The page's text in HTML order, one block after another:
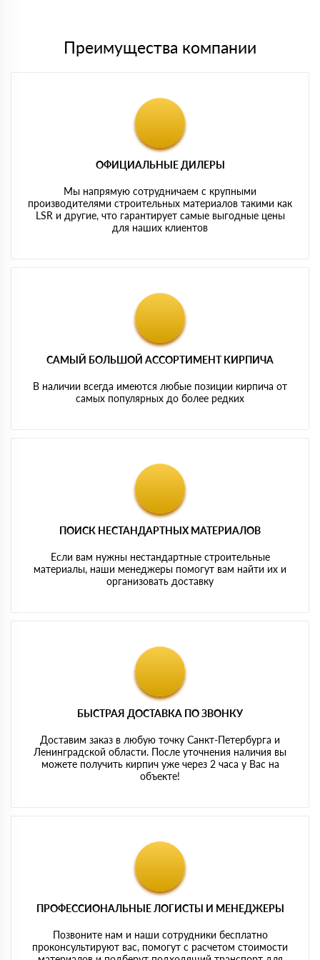
Преимущества компании
ОФИЦИАЛЬНЫЕ ДИЛЕРЫ
Мы напрямую сотрудничаем с крупными
производителями строительных материалов такими как
LSR и другие, что гарантирует самые выгодные цены
для наших клиентов
САМЫЙ БОЛЬШОЙ АССОРТИМЕНТ КИРПИЧА
В наличии всегда имеются любые позиции кирпича от
самых популярных до более редких
ПОИСК НЕСТАНДАРТНЫХ МАТЕРИАЛОВ
Если вам нужны нестандартные строительные
материалы, наши менеджеры помогут вам найти их и
организовать доставку
БЫСТРАЯ ДОСТАВКА ПО ЗВОНКУ
Доставим заказ в любую точку Санкт-Петербурга и
Ленинградской области. После уточнения наличия вы
можете получить кирпич уже через 2 часа у Вас на
объекте!
ПРОФЕССИОНАЛЬНЫЕ ЛОГИСТЫ И МЕНЕДЖЕРЫ
Позвоните нам и наши сотрудники бесплатно
проконсультируют вас, помогут с расчетом стоимости